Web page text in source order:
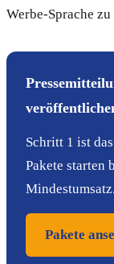
Werbe-Sprache
Schritt 1 ist
Pakete starten
Mindestumsatz.
Pakete